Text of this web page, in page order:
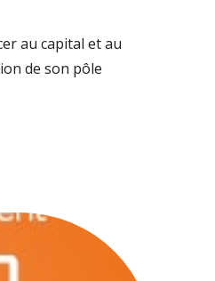
au capital et au
de son pôle